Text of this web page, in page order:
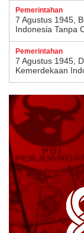
Pemerintahan
7 Agustus 1945,
Indonesia Tanpa
Pemerintahan
7 Agustus 1945,
Kemerdekaan